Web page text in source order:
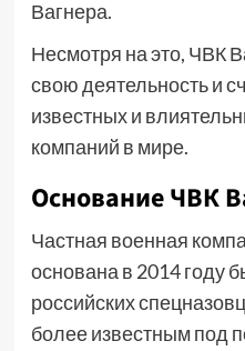
Вагнера.
Несмотря на это, ЧВК
свою деятельность и
известных и
компаний в мире.
Основание ЧВК
Частная военная
основана в 2014 году
российских
более известным под